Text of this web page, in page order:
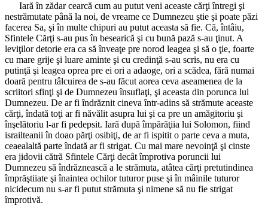
Iară în zădar cearcă cum au putut veni aceaste cărţi întregi şi
nestrămutate până la noi, de vreame ce Dumnezeu ştie şi poate păzi
facerea Sa, şi în multe chipuri au putut aceasta să fie. Că, întâiu,
Sfintele Cărţi s-au pus în besearică şi cu bună pază s-au ţinut. A
leviţilor detorie era ca să înveaţe pre norod leagea şi să o ţie, foarte
cu mare grije şi luare aminte şi cu credinţă s-au scris, nu era cu
putinţă şi leagea oprea pre ei ori a adaoge, ori a scădea, fără numai
doară pentru tâlcuirea de s-au făcut aorea ceva aseamenea de la
scriitori sfinţi şi de Dumnezeu însuflaţi, şi aceasta din porunca lui
Dumnezeu. De ar fi îndrăznit cineva într-adins să strămute aceaste
cărţi, îndată toţi ar fi năvălit asupra lui şi ca pre un amăgitoriu şi
înşelătoriu l-ar fi pedepsit. Iară după împărăţiia lui Solomon, fiind
israilteanii în doao părţi osibiţi, de ar fi ispitit o parte ceva a muta,
ceaealaltă parte îndată ar fi strigat. Cu mai mare nevoinţă şi cinste
era jidovii cătră Sfintele Cărţi decât împrotiva poruncii lui
Dumnezeu să îndrăznească a le strămuta, atâtea cărţi pretutindinea
împrăştiiate şi înaintea ochilor tuturor puse şi în mâinile tuturor
nicidecum nu s-ar fi putut strămuta şi nimene să nu fie strigat
împrotivă.